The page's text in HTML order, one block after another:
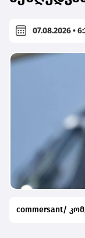
07.08.2026 •
commersant/